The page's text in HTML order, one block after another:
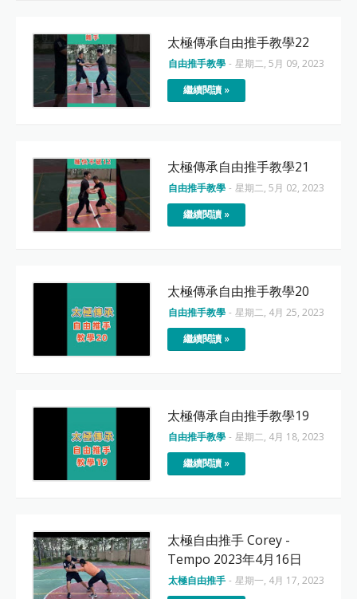
太極傳承自由推手教學22
自由推手教學 - 星期二, 5月 09, 2023
繼續閱讀 »
太極傳承自由推手教學21
自由推手教學 - 星期二, 5月 02, 2023
繼續閱讀 »
太極傳承自由推手教學20
自由推手教學 - 星期二, 4月 25, 2023
繼續閱讀 »
太極傳承自由推手教學19
自由推手教學 - 星期二, 4月 18, 2023
繼續閱讀 »
太極自由推手 Corey -
Tempo 2023年4月16日
太極自由推手 - 星期一, 4月 17, 2023